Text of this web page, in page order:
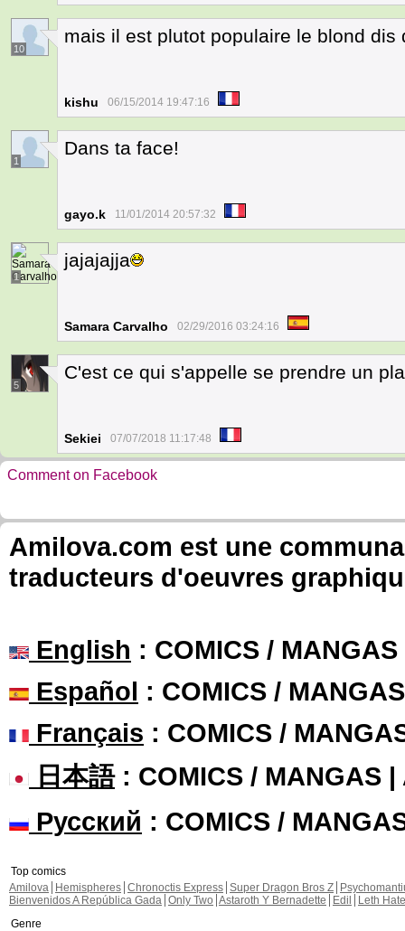
10
mais il est plutot populaire le blond dis
kishu 06/15/2014 19:47:16
1
Dans ta face!
gayo.k 11/01/2014 20:57:32
1
jajajajja
Samara Carvalho 02/29/2016 03:24:16
5
C'est ce qui s'appelle se prendre un
Sekiei 07/07/2018 11:17:48
Comment on Facebook
Amilova.com est une
traducteurs d'oeuvres
English : COMICS /
Español : COMICS /
Français : COMICS /
日本語: COMICS / MANGAS |
Русский : COMICS /
Top comics
Amilova
Hemispheres Chronoctis Express Super Dragon Bros Z
Bienvenidos A República Gada Only Two Astaroth Y Bernadette Edil
Leth Hate
Genre